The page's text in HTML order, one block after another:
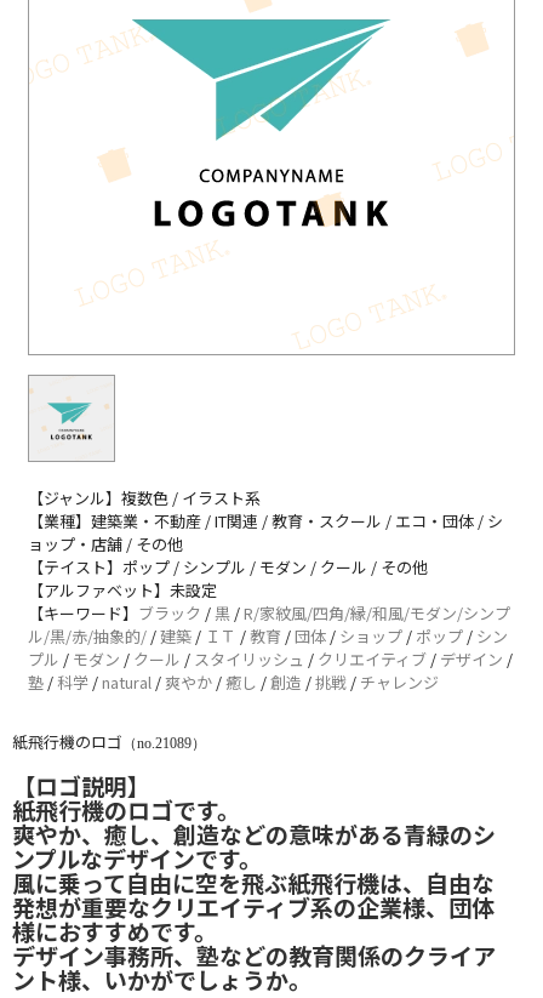
【ジャンル】複数色 / イラスト系
【業種】建築業・不動産 / IT関連 / 教育・スクール / エコ・団体 / シ
ョップ・店舗 / その他
【テイスト】ポップ / シンプル / モダン / クール / その他
【アルファベット】未設定
【キーワード】 ブラック /黒 /R/家紋風/四角/縁/和風/モダン/シンプ
ル/黒/赤/抽象的/ /建築 / ＩＴ / 教育 /団体 / ショップ / ポップ / シン
プル / モダン / クール / スタイリッシュ / クリエイティブ / デザイン /
塾 / 科学 /natural /爽やか /癒し /創造 /挑戦 / チャレンジ
紙飛行機のロゴ （no.21089）
【ロゴ説明】
紙飛行機のロゴです。
爽やか、癒し、創造などの意味がある青緑のシ
ンプルなデザインです。
風に乗って自由に空を飛ぶ紙飛行機は、自由な
発想が重要なクリエイティブ系の企業様、団体
様におすすめです。
デザイン事務所、塾などの教育関係のクライア
ント様、いかがでしょうか。